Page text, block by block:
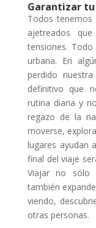
Garantizar
Todos
ajetreados
tensiones.
urbana. En
perdido
definitivo que
rutina diaria y
regazo de la
moverse,
lugares ayudan
final del viaje
Viajar no sólo
también
viendo,
otras personas.